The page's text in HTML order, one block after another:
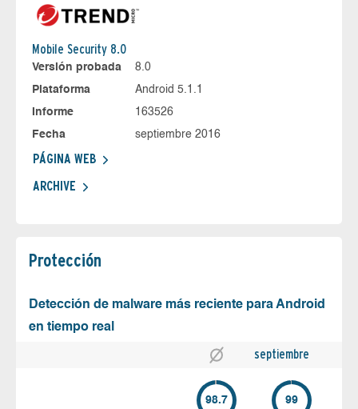
Mobile Security 8.0
Versión probada
8.0
Plataforma
Android 5.1.1
Informe
163526
Fecha
septiembre 2016
PÁGINA WEB
ARCHIVE
Protección
Detección de malware más reciente para Android
en tiempo real
septiembre
98.7 99